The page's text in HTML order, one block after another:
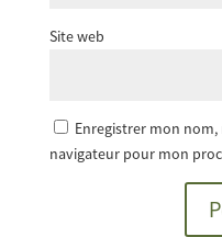
Site web
Enregistrer mon
navigateur pour mon